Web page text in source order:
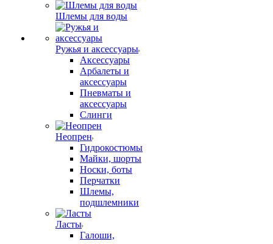
Шлемы для воды
Ружья и аксессуары
Аксессуары
Арбалеты и
аксессуары
Пневматы и
аксессуары
Слинги
Неопрен
Гидрокостюмы
Майки, шорты
Носки, боты
Перчатки
Шлемы,
подшлемники
Ласты
Галоши,